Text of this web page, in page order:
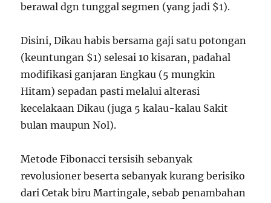
berawal dgn tunggal segmen (yang jadi $1).
Disini, Dikau habis bersama gaji satu potongan
(keuntungan $1) selesai 10 kisaran, padahal
modifikasi ganjaran Engkau (5 mungkin
Hitam) sepadan pasti melalui alterasi
kecelakaan Dikau (juga 5 kalau-kalau Sakit
bulan maupun Nol).
Metode Fibonacci tersisih sebanyak
revolusioner beserta sebanyak kurang berisiko
dari Cetak biru Martingale, sebab penambahan